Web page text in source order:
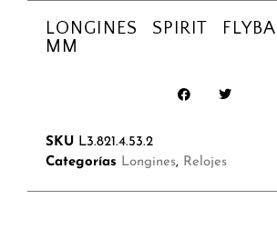
LONGINES SPIRIT
MM
SKU L3.821.4.53.2
Categorías Longines, Relojes